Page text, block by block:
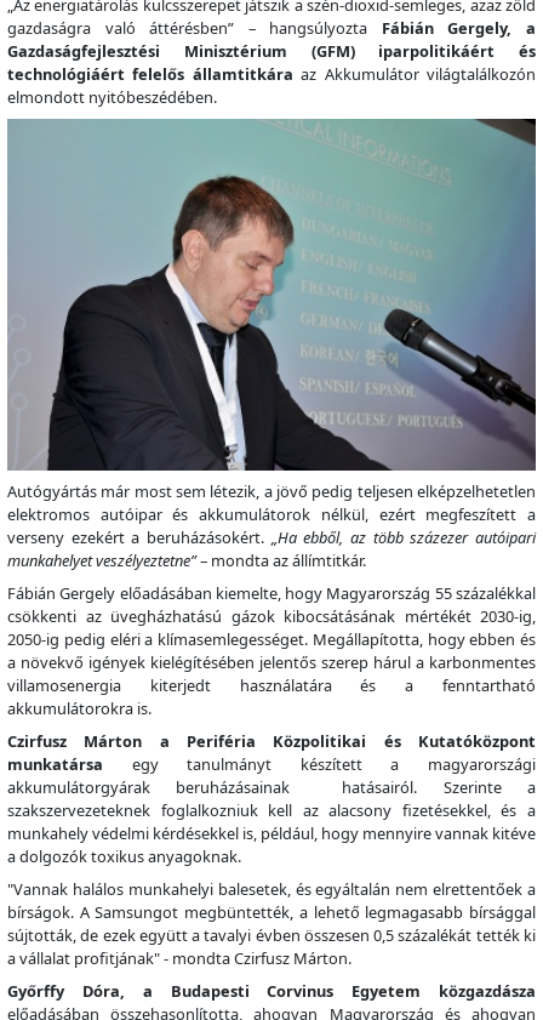
„Az energiatárolás kulcsszerepet játszik a szén-dioxid-semleges, azaz zöld
gazdaságra való áttérésben” – hangsúlyozta Fábián Gergely, a
Gazdaságfejlesztési Minisztérium (GFM) iparpolitikáért és
technológiáért felelős államtitkára az Akkumulátor világtalálkozón
elmondott nyitóbeszédében.
Autógyártás már most sem létezik, a jövő pedig teljesen elképzelhetetlen
elektromos autóipar és akkumulátorok nélkül, ezért megfeszített a
verseny ezekért a beruházásokért. „Ha ebből, az több százezer autóipari
munkahelyet veszélyeztetne”– mondta az állímtitkár.
Fábián Gergely előadásában kiemelte, hogy Magyarország 55 százalékkal
csökkenti az üvegházhatású gázok kibocsátásának mértékét 2030-ig,
2050-ig pedig eléri a klímasemlegességet. Megállapította, hogy ebben és
a növekvő igények kielégítésében jelentős szerep hárul a karbonmentes
villamosenergia kiterjedt használatára és a fenntartható
akkumulátorokra is.
Czirfusz Márton a Periféria Közpolitikai és Kutatóközpont
munkatársa egy tanulmányt készített a magyarországi
akkumulátorgyárak beruházásainak hatásairól. Szerinte a
szakszervezeteknek foglalkozniuk kell az alacsony fizetésekkel, és a
munkahely védelmi kérdésekkel is, például, hogy mennyire vannak kitéve
a dolgozók toxikus anyagoknak.
"Vannak halálos munkahelyi balesetek, és egyáltalán nem elrettentőek a
bírságok. A Samsungot megbüntették, a lehető legmagasabb bírsággal
sújtották, de ezek együtt a tavalyi évben összesen 0,5 százalékát tették ki
a vállalat profitjának" - mondta Czirfusz Márton.
Győrffy Dóra, a Budapesti Corvinus Egyetem közgazdásza
előadásában összehasonlította, ahogyan Magyarország és ahogyan